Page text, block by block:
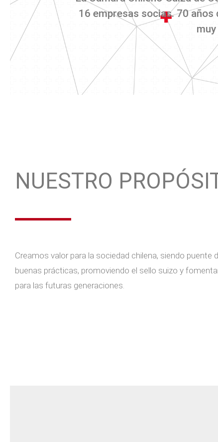
16 empresas socias. 70 años
NUESTRO
Creamos valor para la sociedad chilena, siendo puente
buenas prácticas, promoviendo el sello suizo y
para las futuras generaciones.